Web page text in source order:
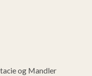
og Mandler